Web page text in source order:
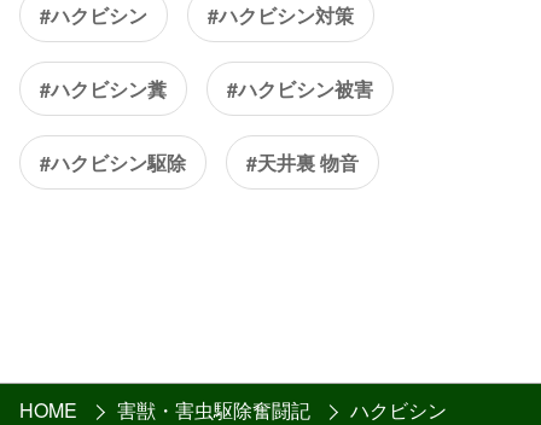
#ハクビシン #ハクビシン対策
#ハクビシン糞 #ハクビシン被害
#ハクビシン駆除 #天井裏 物音
HOME 害獣・害虫駆除奮闘記 ハクビシン